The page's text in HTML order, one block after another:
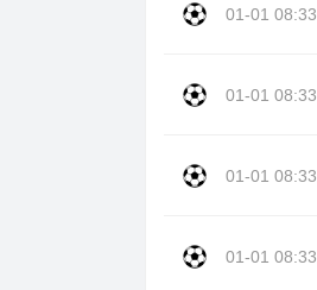
01-01 08:33
01-01 08:33
01-01 08:33
01-01 08:33